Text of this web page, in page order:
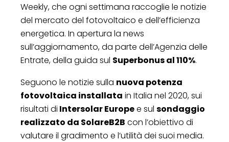
Weekly, che ogni settimana raccoglie le notizie
del mercato del fotovoltaico e dell’efficienza
energetica. In apertura la news
sull’aggiornamento, da parte dell’Agenzia delle
Entrate, della guida sul Superbonus al 110%.
Seguono le notizie sulla nuova potenza
fotovoltaica installata in Italia nel 2020, sui
risultati di Intersolar Europee sul sondaggio
realizzato da SolareB2B con l’obiettivo di
valutare il gradimento e l’utilità dei suoi media.